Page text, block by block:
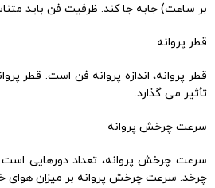
بر ساعت) جابه جا کند. ظرفیت فن باید
قطر پروانه
قطر پروانه، اندازه پروانه فن است. قطر
تأثیر می گذارد.
سرعت چرخش پروانه
سرعت چرخش پروانه، تعداد دورهایی
چرخد. سرعت چرخش پروانه بر میزان هوای